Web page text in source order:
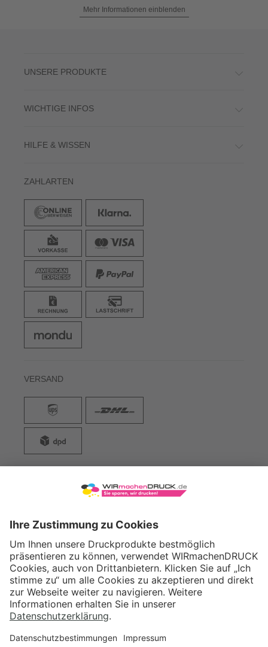
Mehr Informationen einblenden
UNSERE PRODUKTE
WICHTIGE INFOS
HILFE & WISSEN
ZAHLARTEN
VERSAND
WIRmachenDRUCK GmbH
71522 Backnang
Tel.: +49 (0) 711 995 982 - 20
Fax: +49 (0) 711 995 982 - 21
SOCIAL MEDIA